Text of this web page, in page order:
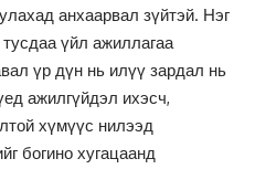
анхаарвал зүйтэй. Нэг
үйл ажиллагаа
үр дүн нь илүү зардал нь
ажилгүйдэл ихэсч,
хүмүүс нилээд
богино хугацаанд